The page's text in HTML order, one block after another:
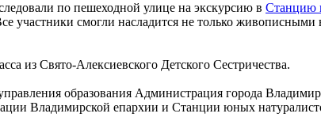
по пешеходной улице на экскурсию в Станцию
участники смогли насладится не только живописными
из Свято-Алексиевского Детского Сестричества.
образования Администрация города
Владимирской епархии и Станции юных